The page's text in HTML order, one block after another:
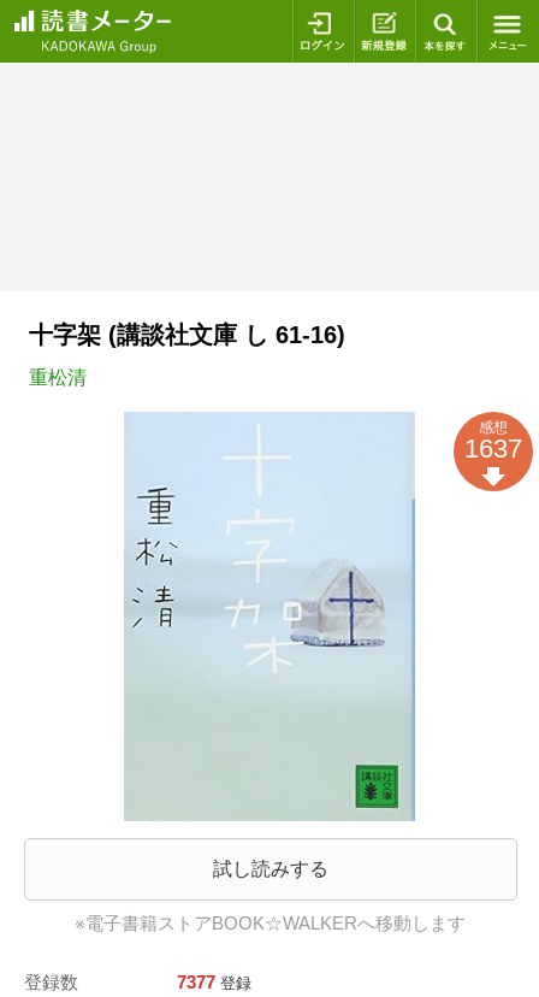
ログイン 新規登録
十字架 (講談社文庫 し 61-16)
重松清
試し読みする
※電子書籍ストアBOOK☆WALKERへ移動します
登録数 7377 登録
感想
1637